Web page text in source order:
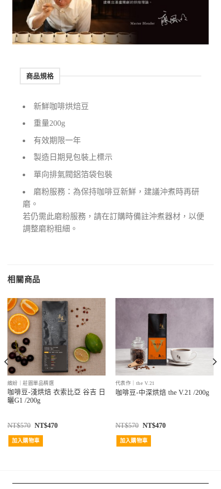
商品規格
新鮮咖啡烘焙豆
重量200g
有效期限一年
製造日期見包裝上標示
單向排氣閥鋁箔袋包裝
磨粉服務：為保持咖啡豆新鮮，建議沖煮時再研
磨。
若仍需此磨粉服務，請在訂購時備註沖煮器材，以便
調整磨粉粗細。
相關商品
繽紛｜莊園單品精選
咖啡豆-淺烘焙 衣索比亞 谷吉 日
曬G1 /200g
NT$570 NT$470
加入購物車
代表作｜the V.21
咖啡豆-中深烘焙 the V.21 /200g
NT$570 NT$470
加入購物車